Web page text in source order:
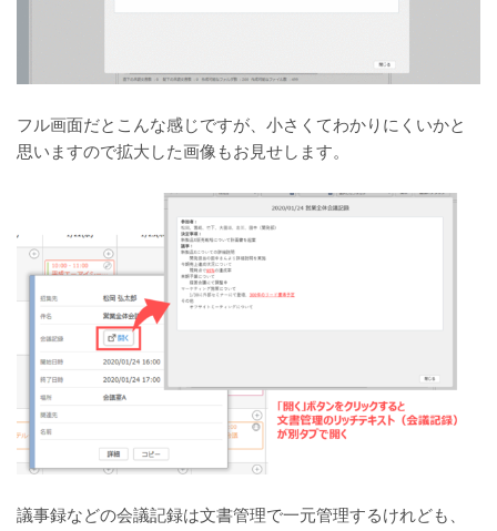
フル画面だとこんな感じですが、小さくてわかりにくいかと
思いますので拡大した画像もお見せします。
議事録などの会議記録は文書管理で一元管理するけれども、